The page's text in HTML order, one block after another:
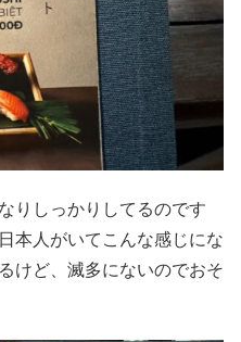
りしっかりしてるのです
本人がいてこんな感じにな
けど、滅多にないのでおそ